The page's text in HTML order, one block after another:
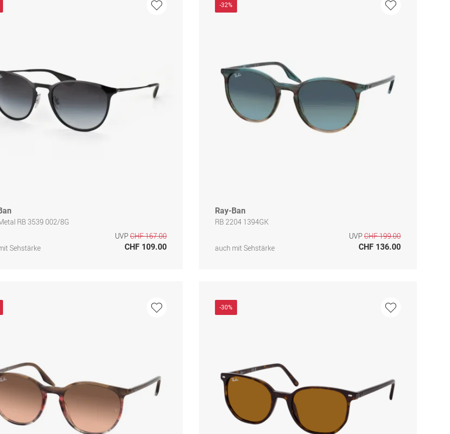
RB 3539 002/8G
Sehstärke
UVP CHF 167.00
CHF 109.00
-32%
Ray-Ban
RB 2204 1394GK
auch mit Sehstärke
UVP CHF 199.00
CHF 136.00
-30%